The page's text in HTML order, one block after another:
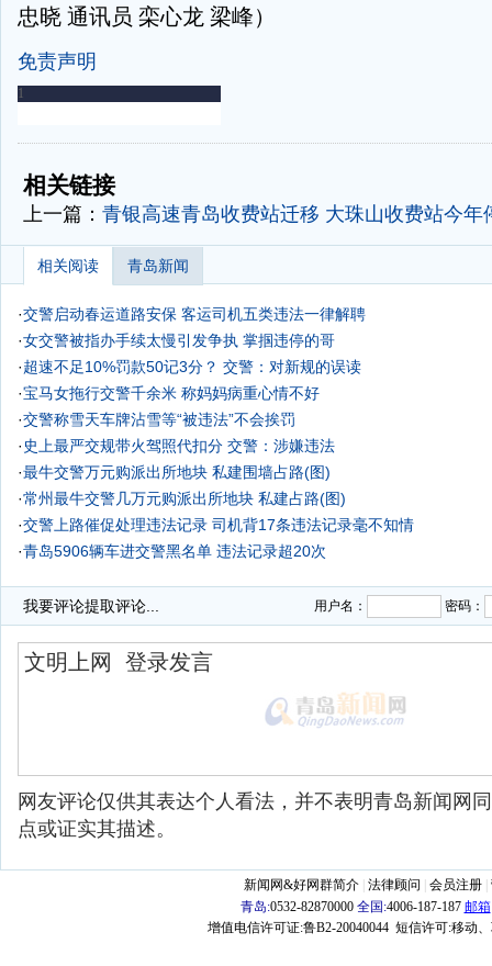
忠晓 通讯员 栾心龙 梁峰）
免责声明
-
相关链接
上一篇： 青银高速青岛收费站迁移 大珠山收费站今年
相关阅读 青岛新闻
·交警启动春运道路安保 客运司机五类违法一律解聘
·女交警被指办手续太慢引发争执 掌掴违停的哥
·超速不足10%罚款50记3分？ 交警：对新规的误读
·宝马女拖行交警千余米 称妈妈病重心情不好
·交警称雪天车牌沾雪等“被违法”不会挨罚
· 史上最严交规带火驾照代扣分 交警：涉嫌违法
·最牛交警万元购派出所地块 私建围墙占路(图)
·常州最牛交警几万元购派出所地块 私建占路(图)
·交警上路催促处理违法记录 司机背17条违法记录毫不知情
·青岛5906辆车进交警黑名单 违法记录超20次
我要评论提取评论... 用户名： 密码：
网友评论仅供其表达个人看法，并不表明青岛新闻网
点或证实其描述。